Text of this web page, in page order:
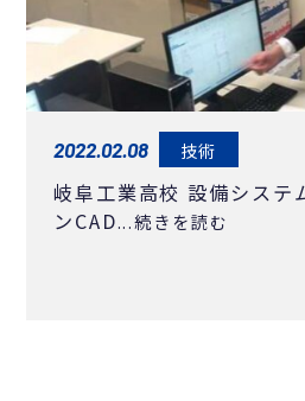
2022.02.08 技術
岐阜工業高校 設備システ
ンCAD...続きを読む